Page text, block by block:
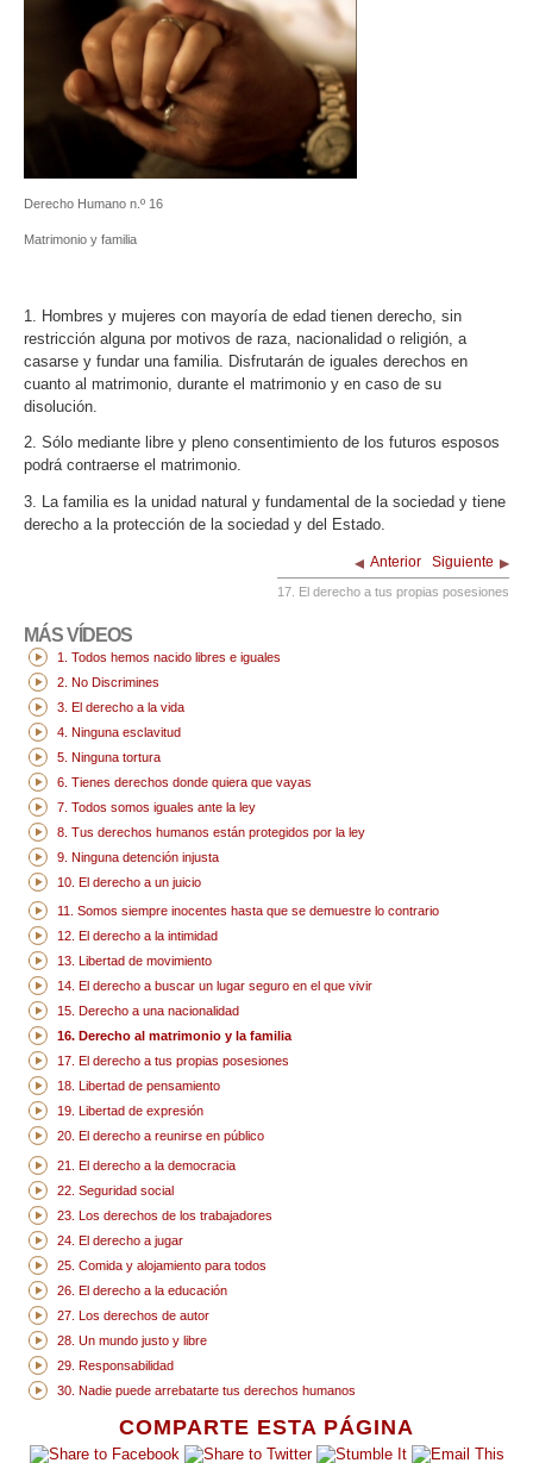
COMPARTE ESTA PÁGINA
Derecho Humano n.º 16
Matrimonio y familia
1. Hombres y mujeres con mayoría de edad tienen derecho, sin
restricción alguna por motivos de raza, nacionalidad o religión, a
casarse y fundar una familia. Disfrutarán de iguales derechos en
cuanto al matrimonio, durante el matrimonio y en caso de su
disolución.
2. Sólo mediante libre y pleno consentimiento de los futuros esposos
podrá contraerse el matrimonio.
3. La familia es la unidad natural y fundamental de la sociedad y tiene
derecho a la protección de la sociedad y del Estado.
Anterior Siguiente
17. El derecho a tus propias posesiones
MÁS VÍDEOS
1. Todos hemos nacido libres e iguales
2. No Discrimines
3. El derecho a la vida
4. Ninguna esclavitud
5. Ninguna tortura
6. Tienes derechos donde quiera que vayas
7. Todos somos iguales ante la ley
8. Tus derechos humanos están protegidos por la ley
9. Ninguna detención injusta
10. El derecho a un juicio
11. Somos siempre inocentes hasta que se demuestre lo contrario
12. El derecho a la intimidad
13. Libertad de movimiento
14. El derecho a buscar un lugar seguro en el que vivir
15. Derecho a una nacionalidad
16. Derecho al matrimonio y la familia
17. El derecho a tus propias posesiones
18. Libertad de pensamiento
19. Libertad de expresión
20. El derecho a reunirse en público
21. El derecho a la democracia
22. Seguridad social
23. Los derechos de los trabajadores
24. El derecho a jugar
25. Comida y alojamiento para todos
26. El derecho a la educación
27. Los derechos de autor
28. Un mundo justo y libre
29. Responsabilidad
30. Nadie puede arrebatarte tus derechos humanos